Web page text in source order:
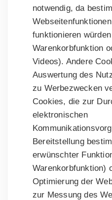
notwendig, da
funktionieren
Warenkorbfunktion
Videos). Andere
Auswertung des
zu Werbezwecken
Cookies, die zur
elektronischen
Bereitstellung
erwünschter
Warenkorbfunktion)
Optimierung der
zur Messung des